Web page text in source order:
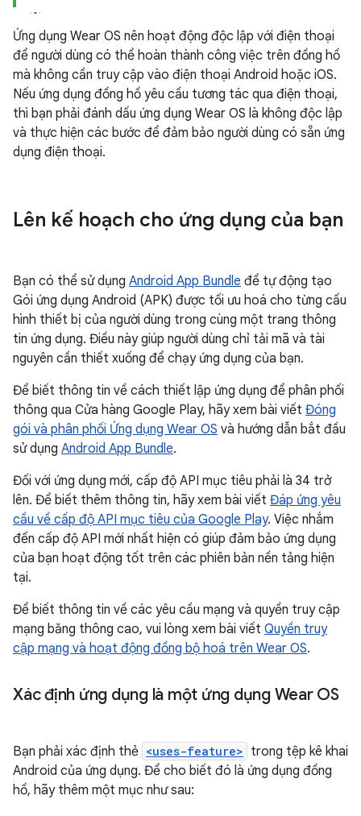
Ứng dụng Wear OS nên hoạt động độc lập với điện thoại
để người dùng có thể hoàn thành công việc trên đồng hồ
mà không cần truy cập vào điện thoại Android hoặc iOS.
Nếu ứng dụng đồng hồ yêu cầu tương tác qua điện thoại,
thì bạn phải đánh dấu ứng dụng Wear OS là không độc lập
và thực hiện các bước để đảm bảo người dùng có sẵn ứng
dụng điện thoại.
Lên kế hoạch cho ứng dụng của bạn
Bạn có thể sử dụng Android App Bundle để tự động tạo
Gói ứng dụng Android (APK) được tối ưu hoá cho từng cấu
hình thiết bị của người dùng trong cùng một trang thông
tin ứng dụng. Điều này giúp người dùng chỉ tải mã và tài
nguyên cần thiết xuống để chạy ứng dụng của bạn.
Để biết thông tin về cách thiết lập ứng dụng để phân phối
thông qua Cửa hàng Google Play, hãy xem bài viết Đóng
gói và phân phối Ứng dụng Wear OS và hướng dẫn bắt đầu
sử dụng Android App Bundle.
Đối với ứng dụng mới, cấp độ API mục tiêu phải là 34 trở
lên. Để biết thêm thông tin, hãy xem bài viết Đáp ứng yêu
cầu về cấp độ API mục tiêu của Google Play. Việc nhắm
đến cấp độ API mới nhất hiện có giúp đảm bảo ứng dụng
của bạn hoạt động tốt trên các phiên bản nền tảng hiện
tại.
Để biết thông tin về các yêu cầu mạng và quyền truy cập
mạng băng thông cao, vui lòng xem bài viết Quyền truy
cập mạng và hoạt động đồng bộ hoá trên Wear OS.
Xác định ứng dụng là một ứng dụng Wear OS
Bạn phải xác định thẻ <uses-feature> trong tệp kê khai
Android của ứng dụng. Để cho biết đó là ứng dụng đồng
hồ, hãy thêm một mục như sau: